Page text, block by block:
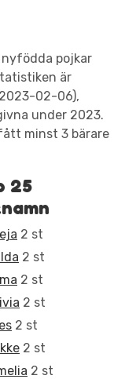
pojkar
är
02-06),
under 2023.
minst 3 bärare
25
2 st
2 st
2 st
2 st
2 st
2 st
2 st